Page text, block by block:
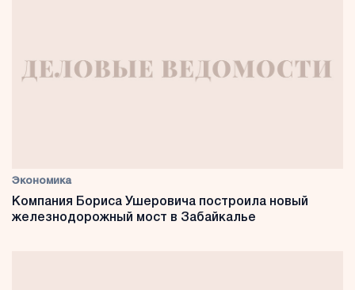
Экономика
Компания Бориса Ушеровича построила новый
железнодорожный мост в Забайкалье